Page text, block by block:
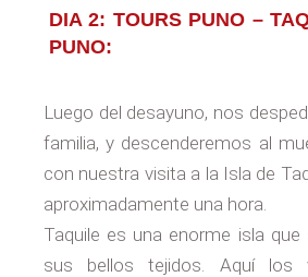
DIA 2: TOURS PUNO –
PUNO:
Luego del desayuno, nos
familia, y descenderemos al
con nuestra visita a la Isla de
aproximadamente una hora.
Taquile es una enorme isla
sus bellos tejidos. Aquí los